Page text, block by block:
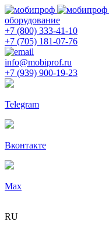
оборудование
+7 (800) 333-41-10
+7 (705) 181-07-76
info@mobiprof.ru
+7 (939) 900-19-23
Telegram
Вконтакте
Max
RU